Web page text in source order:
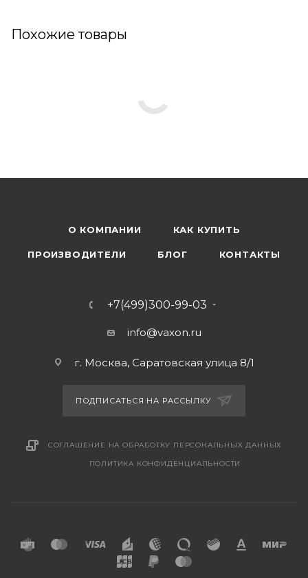
Похожие товары
О КОМПАНИИ КАК КУПИТЬ
ПРОИЗВОДИТЕЛИ БЛОГ КОНТАКТЫ
+7(499)300-99-03
info@vaxon.ru
г. Москва, Саратовская улица 8/1
ПОДПИСАТЬСЯ НА РАССЫЛКУ
СОГЛАШЕНИЕ НА ОБРАБОТКУ ПЕРСОНАЛЬНЫХ ДАННЫХ
ПОЛИТИКА КОНФИДЕНЦИАЛЬНОСТИ